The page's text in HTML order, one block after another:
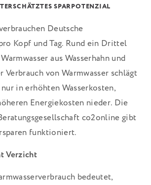
SPARPOTENZIAL
Deutsche
Kopf und Tag. Rund ein Drittel
aus Wasserhahn und
Verbrauch von Warmwasser schlägt
in erhöhten Wasserkosten,
Energiekosten nieder. Die
co2online gibt
funktioniert.
Verzicht
bedeutet,